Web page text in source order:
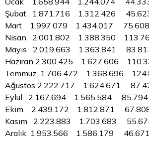
Şubat 1.871.716 1.312.426
Mart 1.997.079 1.434.017
Nisan 2.001.802 1.388.350
Mayıs 2.019.663 1.363.841
Haziran 2.300.425 1.627.606
Temmuz 1.706.472 1.368.696
Ağustos 2.222.717 1.624.671
Eylül 2.167.694 1.565.584
Ekim 2.439.172 1.812.871
Kasım 2.223.883 1.703.683
Aralık 1.953.566 1.586.179